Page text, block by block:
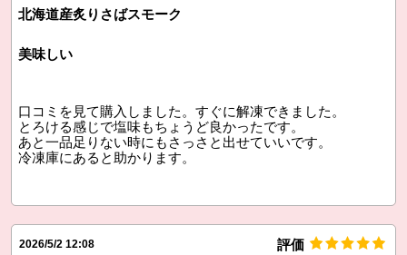
北海道産炙りさばスモーク
美味しい
口コミを見て購入しました。すぐに解凍できました。
とろける感じで塩味もちょうど良かったです。
あと一品足りない時にもさっさと出せていいです。
冷凍庫にあると助かります。
2026/5/2 12:08 評価